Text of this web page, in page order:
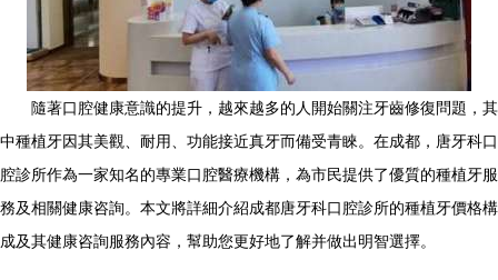
隨著口腔健康意識的提升，越來越多的人開始關注牙齒修復問題，其
中種植牙因其美觀、耐用、功能接近真牙而備受青睞。在成都，唐牙科口
腔診所作為一家知名的專業口腔醫療機構，為市民提供了優質的種植牙服
務及相關健康咨詢。本文將詳細介紹成都唐牙科口腔診所的種植牙價格構
成及其健康咨詢服務內容，幫助您更好地了解并做出明智選擇。